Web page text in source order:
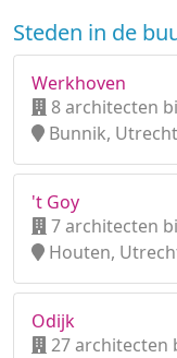
Steden in de
Werkhoven
8 architecten
Bunnik, Utrecht
't Goy
7 architecten
Houten,
Odijk
27 architecten